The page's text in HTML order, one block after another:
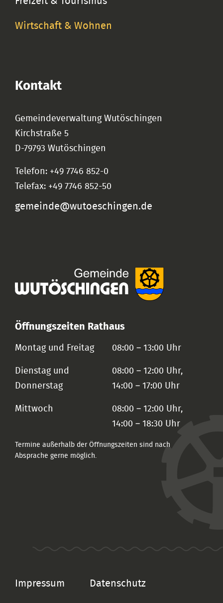
Wirtschaft & Wohnen
Kontakt
Gemeindeverwaltung Wutöschingen
Kirchstraße 5
D-79793 Wutöschingen
Telefon: +49 7746 852-0
Telefax: +49 7746 852-50
gemeinde@wutoeschingen.de
Öffnungszeiten Rathaus
Montag und Freitag 08:00 – 13:00 Uhr
Dienstag und
Donnerstag
08:00 – 12:00 Uhr,
14:00 – 17:00 Uhr
Mittwoch
08:00 – 12:00 Uhr,
14:00 – 18:30 Uhr
Termine außerhalb der Öffnungszeiten sind nach
Absprache gerne möglich.
Impressum Datenschutz